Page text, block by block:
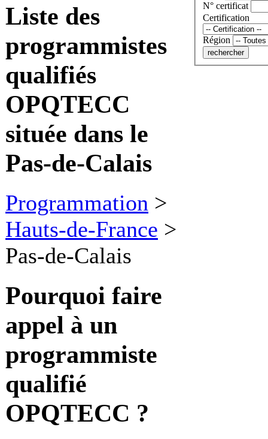
Liste des
programmistes
qualifiés
OPQTECC
située dans le
Pas-de-Calais
Programmation >
Hauts-de-France >
Pas-de-Calais
Pourquoi faire
appel à un
programmiste
qualifié
OPQTECC ?
N° certificat
Certification
Région